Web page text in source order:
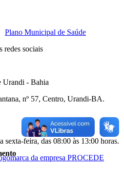
Plano Municipal de Saúde
redes sociais
Urandi - Bahia
nº 57, Centro, Urandi-BA.
sexta-feira, das 08:00 às 13:00 horas.